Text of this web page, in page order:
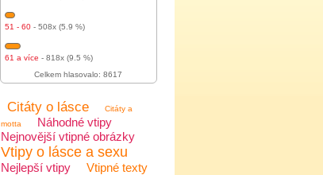
51 - 60 - 508x (5.9 %)
61 a více - 818x (9.5 %)
Celkem hlasovalo: 8617
Citáty o lásce
Citáty a
motta
Náhodné vtipy
Nejnovější vtipné obrázky
Vtipy o lásce a sexu
Nejlepší vtipy Vtipné texty